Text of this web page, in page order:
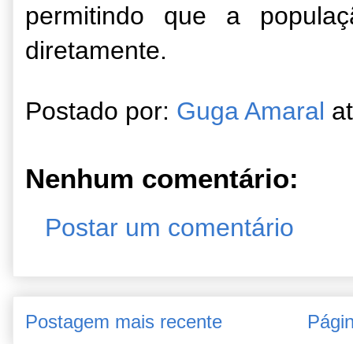
permitindo que a
diretamente.
Postado por: Guga Amaral
Nenhum comentário:
Postar um comentário
Postagem mais recente